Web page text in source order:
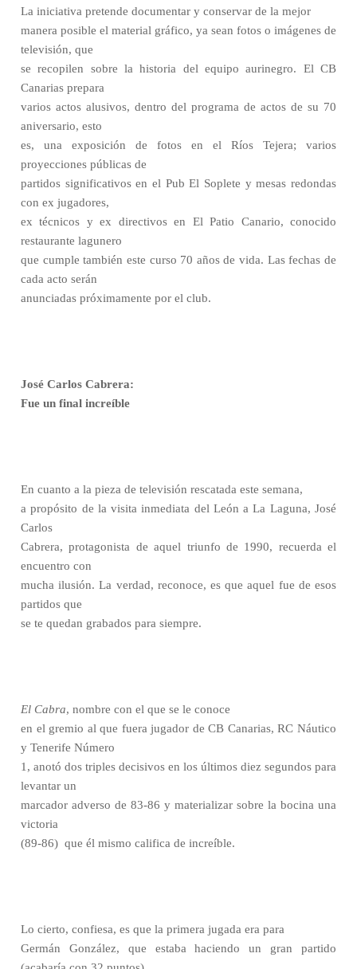
La iniciativa pretende documentar y conservar de la mejor
manera posible el material gráfico, ya sean fotos o imágenes de
televisión, que
se recopilen sobre la historia del equipo aurinegro. El CB
Canarias prepara
varios actos alusivos, dentro del programa de actos de su 70
aniversario, esto
es, una exposición de fotos en el Ríos Tejera; varios
proyecciones públicas de
partidos significativos en el Pub El Soplete y mesas redondas
con ex jugadores,
ex técnicos y ex directivos en El Patio Canario, conocido
restaurante lagunero
que cumple también este curso 70 años de vida. Las fechas de
cada acto serán
anunciadas próximamente por el club.
José Carlos Cabrera:
Fue un final increíble
En cuanto a la pieza de televisión rescatada este semana,
a propósito de la visita inmediata del León a La Laguna, José
Carlos
Cabrera, protagonista de aquel triunfo de 1990, recuerda el
encuentro con
mucha ilusión. La verdad, reconoce, es que aquel fue de esos
partidos que
se te quedan grabados para siempre.
El Cabra, nombre con el que se le conoce
en el gremio al que fuera jugador de CB Canarias, RC Náutico
y Tenerife Número
1, anotó dos triples decisivos en los últimos diez segundos para
levantar un
marcador adverso de 83-86 y materializar sobre la bocina una
victoria
(89-86) que él mismo califica de increíble.
Lo cierto, confiesa, es que la primera jugada era para
Germán González, que estaba haciendo un gran partido